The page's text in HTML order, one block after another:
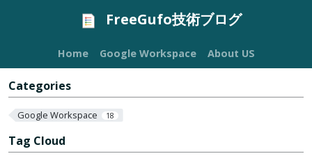
FreeGufo技術ブログ
Home Google Workspace About US
Categories
Google Workspace 18
Tag Cloud